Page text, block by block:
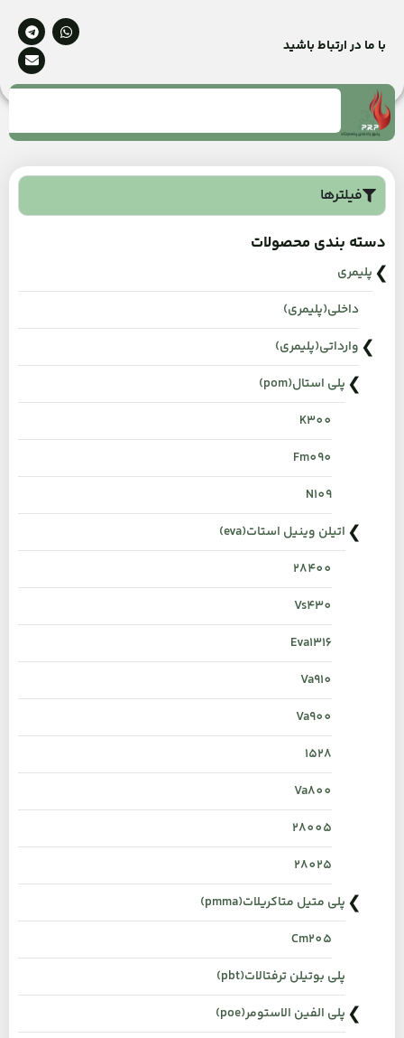
با ما در ارتباط باشید
فیلترها
دسته بندی محصولات
پلیمری
داخلی(پلیمری)
وارداتی(پلیمری)
پلی استال(pom)
K300
Fm090
N109
اتیلن وینیل استات(eva)
28400
Vs430
Eva1316
Va910
Va900
1528
Va800
28005
28025
پلی متیل متاکریلات(pmma)
Cm205
پلی بوتیلن ترفتالات(pbt)
پلی الفین الاستومر(poe)